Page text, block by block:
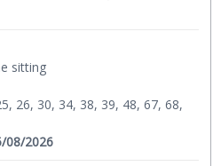
sitting
26, 30, 34, 38, 39, 48, 67, 68,
08/2026